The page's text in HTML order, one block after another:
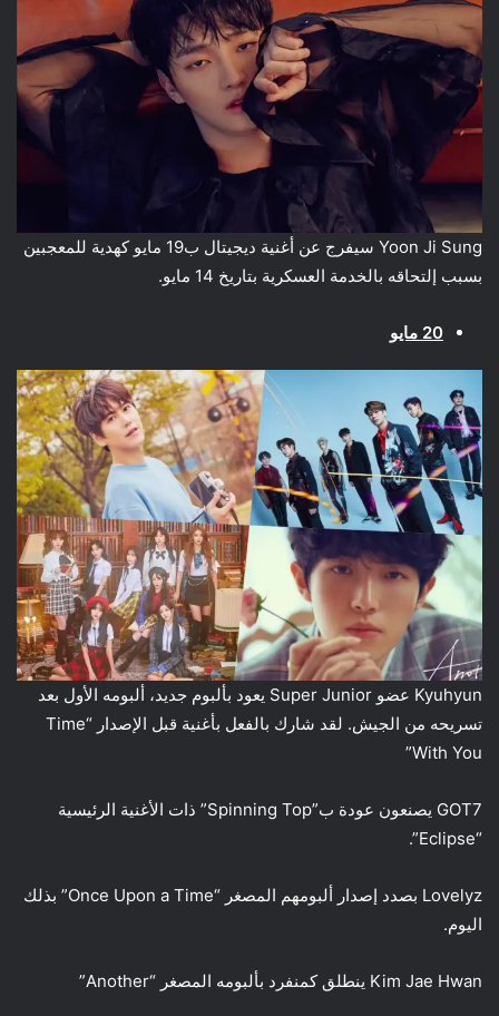
Yoon Ji Sung سيفرج عن أغنية ديجيتال ب19 مايو كهدية للمعجبين
بسبب إلتحاقه بالخدمة العسكرية بتاريخ 14 مايو.
20 مايو
Kyuhyun عضو Super Junior يعود بألبوم جديد، ألبومه الأول بعد
تسريحه من الجيش. لقد شارك بالفعل بأغنية قبل الإصدار “Time
With You”
GOT7 يصنعون عودة ب”Spinning Top” ذات الأغنية الرئيسية
“Eclipse”.
Lovelyz بصدد إصدار ألبومهم المصغر “Once Upon a Time” بذلك
اليوم.
Kim Jae Hwan ينطلق كمنفرد بألبومه المصغر “Another”